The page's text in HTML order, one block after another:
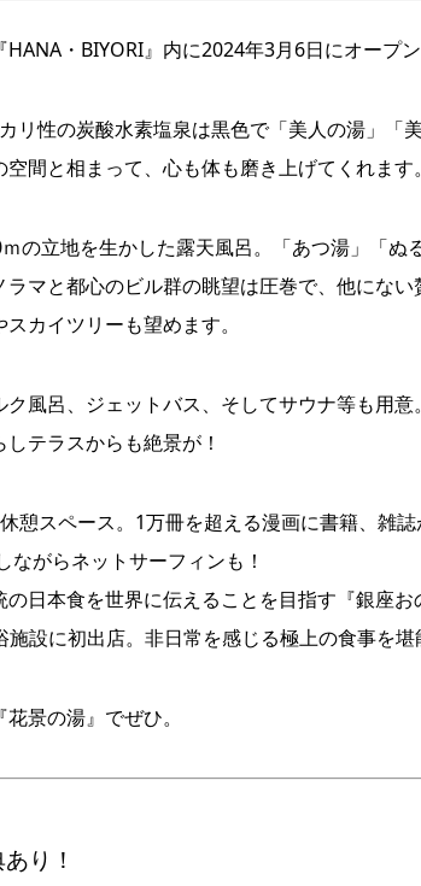
・BIYORI』内に2024年3月6日にオープン
リ性の炭酸水素塩泉は黒色で「美人の湯」「
間と相まって、心も体も磨き上げてくれます。
の立地を生かした露天風呂。「あつ湯」「ぬ
マと都心のビル群の眺望は圧巻で、他にない
カイツリーも望めます。
風呂、ジェットバス、そしてサウナ等も用意。
テラスからも絶景が！
憩スペース。1万冊を超える漫画に書籍、雑
がらネットサーフィンも！
日本食を世界に伝えることを目指す『銀座
設に初出店。非日常を感じる極上の食事を堪
景の湯』でぜひ。
り！